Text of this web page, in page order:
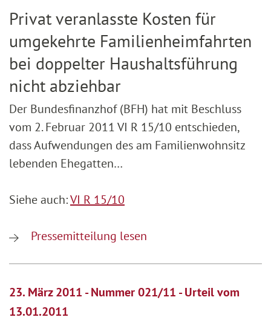
Privat veranlasste Kosten für
umgekehrte Familienheimfahrten
bei doppelter Haushaltsführung
nicht abziehbar
Der Bundesfinanzhof (BFH) hat mit Beschluss
vom 2. Februar 2011 VI R 15/10 entschieden,
dass Aufwendungen des am Familienwohnsitz
lebenden Ehegatten…
Siehe auch:VI R 15/10
Pressemitteilung lesen
23. März 2011 - Nummer 021/11 - Urteil vom
13.01.2011